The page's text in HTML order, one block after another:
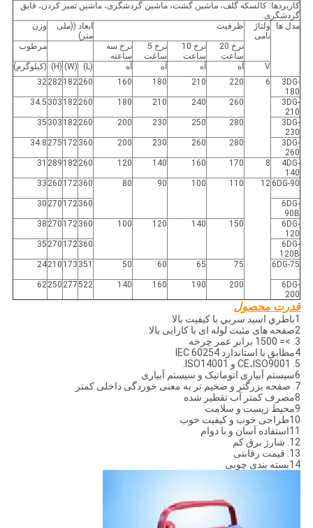
کاربردها: کالسکه گلف، ماشین گشت، ماشین گردشگری، ماشین تمیز کردن، قایق
گردشگری.
مدل ها
ولتاژ
نامی
ظرفیت
ابعاد ((ملی
متر)
وزن
نرخ 20
ساعت
نرخ 10
ساعت
نرخ 5
ساعت
نرخ سه
ساعته
مرطوب
V آه آه آه آه (L)
(W)
(H)
(کیلوگرم)
3DG-
180
6
220
210
180
160
260
182
282
32
3DG-
210
260
240
210
180
260
182
303
34.5
3DG-
230
280
250
230
200
260
182
303
35
3DG-
260
280
260
230
200
360
172
275
34.8
4DG-
140
8
170
160
140
120
260
182
289
31
6DG-90
12
110
100
90
80
360
172
260
33
6DG-
90B
360
172
270
30
6DG-
120
150
140
120
100
360
172
270
38
6DG-
120B
360
172
270
35
6DG-75
75
65
60
50
351
173
210
24
6DG-
200
200
190
160
140
522
277
250
62
قدرت محصول
1باطري اسيد سربي با کيفيت بالا
2صفحه های مثبت لوله ای با کارایی بالا
3. >= 1500 برابر عمر چرخه
4مطابق با استاندارد IEC 60254
5. CE،ISO9001 و ISO14001.
6سیستم آبیاری اتوماتیک و سیستم آبیاری
7. صفحه بزرگتر و ضخیم تر به معنی خوردگی داخلی کمتر
8مصرف کمتر آب تقطیر شده
9محیط زیست و سلامت
10طراحی خوب و کیفیت خوب
11استفاده آسان و با دوام
12. شارژ برق کم
13. قیمت رقابتی
14بسته بندی چوبی